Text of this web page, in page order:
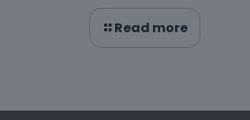
Read more